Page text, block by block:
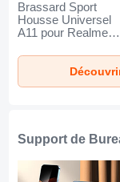
Brassard Sport
Housse Universel
A11 pour Realme
Support de